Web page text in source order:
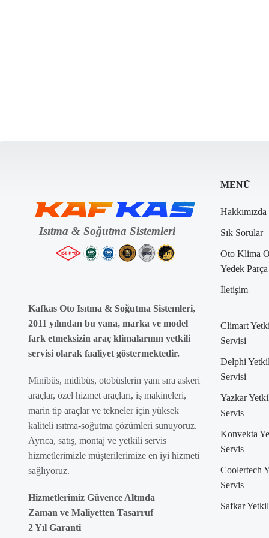
Kafkas Oto Isıtma & Soğutma Sistemleri,
2011 yılından bu yana, marka ve model
fark etmeksizin araç klimalarının yetkili
servisi olarak faaliyet göstermektedir.
Minibüs, midibüs, otobüslerin yanı sıra askeri
araçlar, özel hizmet araçları, iş makineleri,
marin tip araçlar ve tekneler için yüksek
kaliteli ısıtma-soğutma çözümleri sunuyoruz.
Ayrıca, satış, montaj ve yetkili servis
hizmetlerimizle müşterilerimize en iyi hizmeti
sağlıyoruz.
Hizmetlerimiz Güvence Altında
Zaman ve Maliyetten Tasarruf
2 Yıl Garanti
MENÜ
Hakkımızda
Sık Sorular
Oto Klima
Yedek Parça
İletişim
Climart
Servisi
Delphi
Servisi
Yazkar
Servis
Konvekta
Servis
Coolertech
Servis
Safkar